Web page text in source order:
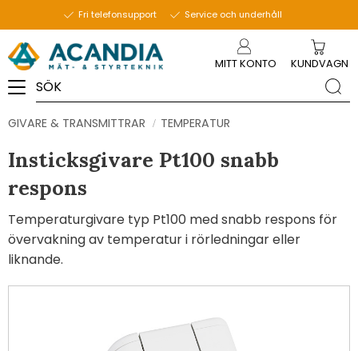
Fri telefonsupport Service och underhåll
MITT KONTO KUNDVAGN
GIVARE & TRANSMITTRAR TEMPERATUR
Insticksgivare Pt100 snabb
respons
Temperaturgivare typ Pt100 med snabb respons för
övervakning av temperatur i rörledningar eller
liknande.